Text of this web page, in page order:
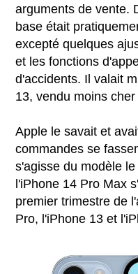
arguments de vente.
base était
excepté quelques
et les fonctions
d'accidents. Il valait
13, vendu moins
Apple le savait et
commandes se
s'agisse du modèle
l'iPhone 14 Pro Max
premier trimestre de
Pro, l'iPhone 13 et